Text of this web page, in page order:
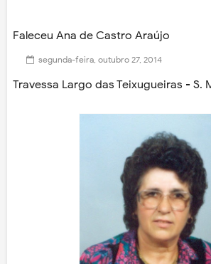
Faleceu Ana de Castro Araújo
segunda-feira, outubro 27, 2014
Travessa Largo das Teixugueiras - S.